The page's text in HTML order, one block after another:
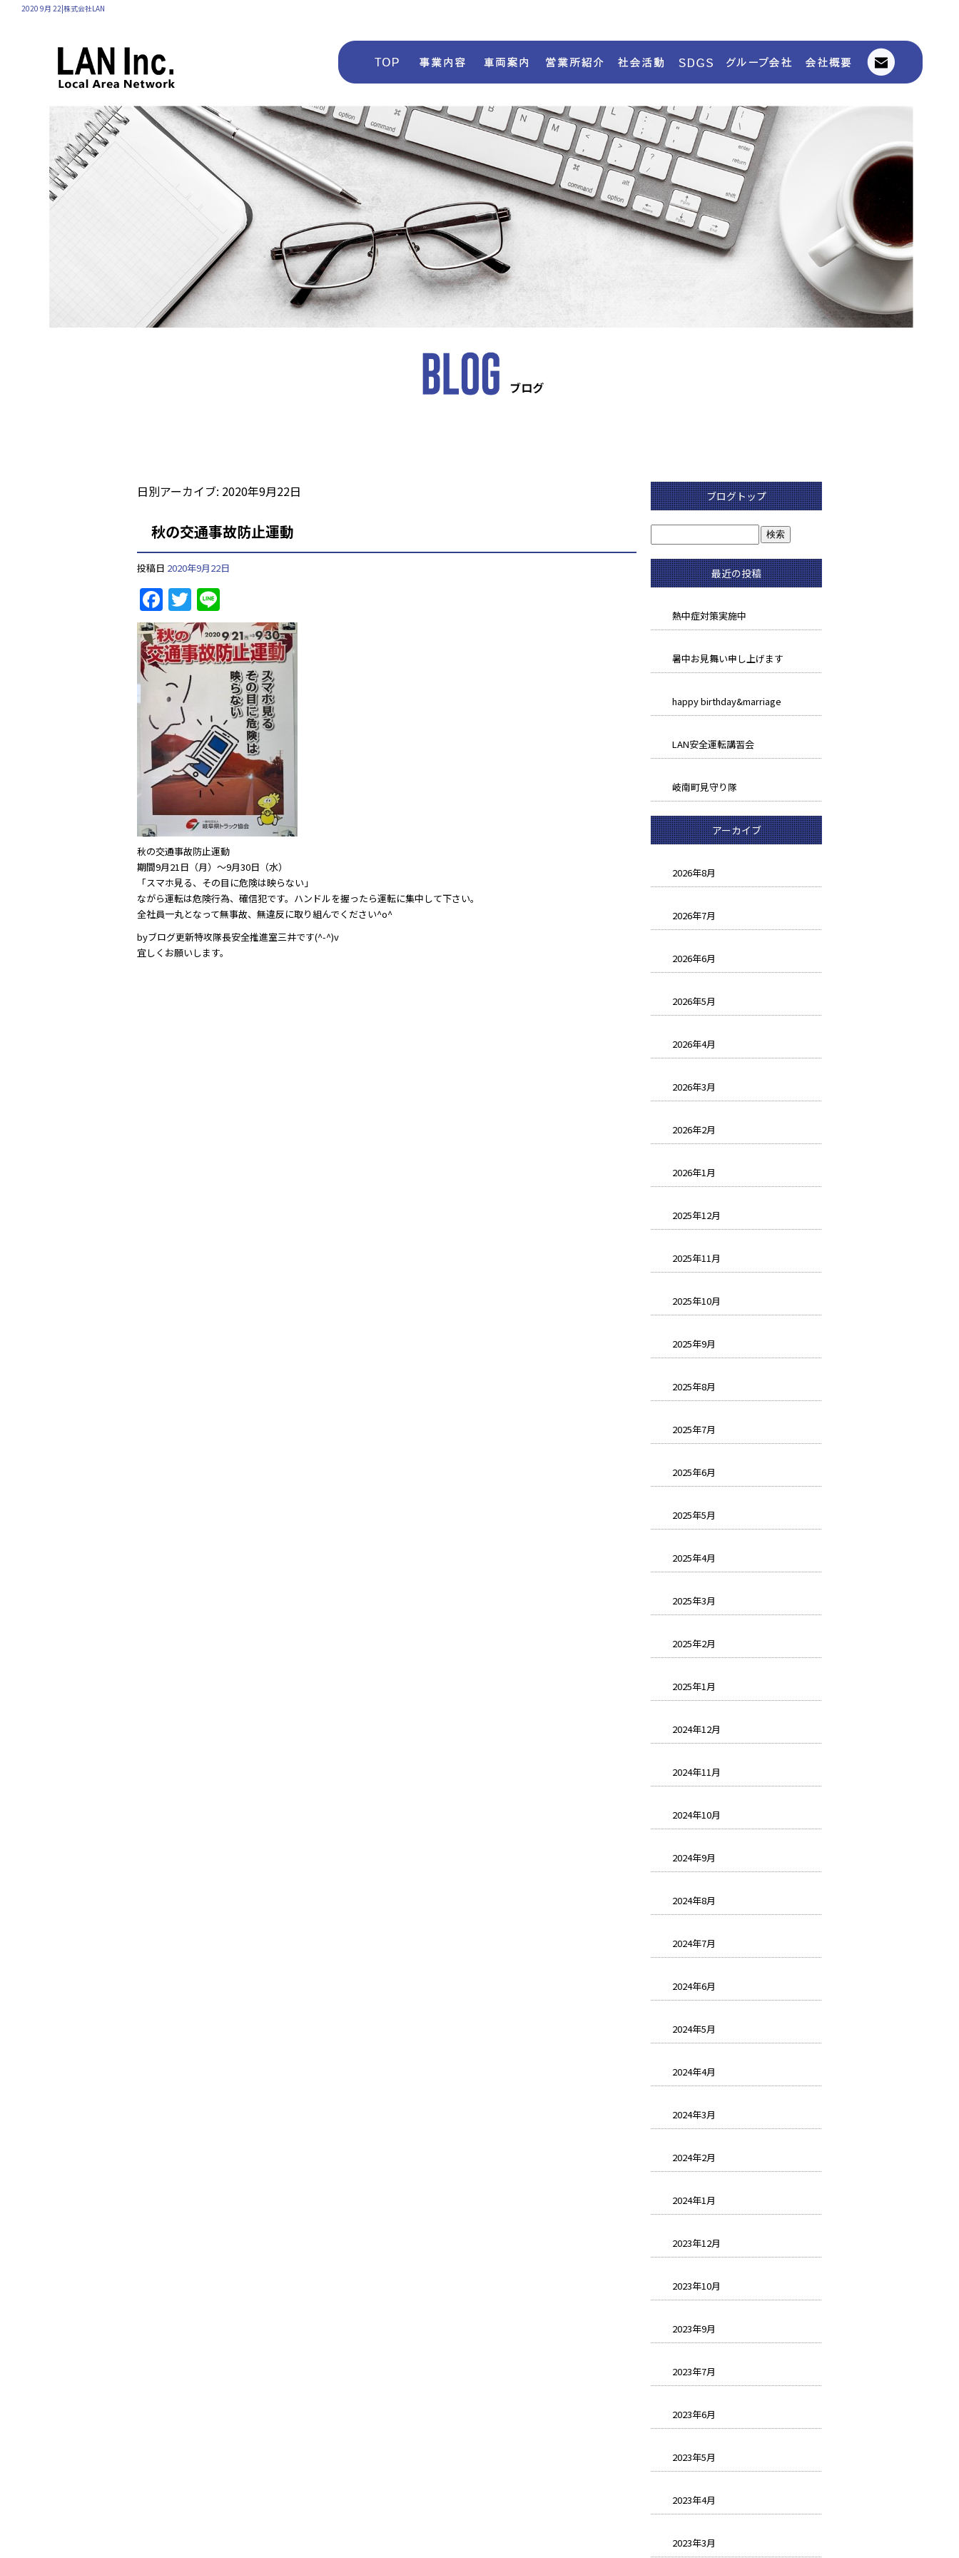
2020 9月 22|株式会社LAN
日別アーカイブ: 2020年9月22日
秋の交通事故防止運動
投稿日 2020年9月22日
F
a
c
e
b
o
o
k
T
w
itt
er
n
e
秋の交通事故防止運動
期間9月21日（月）〜9月30日（水）
「スマホ見る、その目に危険は映らない」
ながら運転は危険行為、確信犯です。ハンドルを握ったら運転に集中して下さい。
全社員一丸となって無事故、無違反に取り組んでください^o^
byブログ更新特攻隊長安全推進室三井です(^-^)v
宜しくお願いします。
ブログトップ
最近の投稿
熱中症対策実施中
暑中お見舞い申し上げます
happy birthday&marriage
LAN安全運転講習会
岐南町見守り隊
アーカイブ
2026年8月
2026年7月
2026年6月
2026年5月
2026年4月
2026年3月
2026年2月
2026年1月
2025年12月
2025年11月
2025年10月
2025年9月
2025年8月
2025年7月
2025年6月
2025年5月
2025年4月
2025年3月
2025年2月
2025年1月
2024年12月
2024年11月
2024年10月
2024年9月
2024年8月
2024年7月
2024年6月
2024年5月
2024年4月
2024年3月
2024年2月
2024年1月
2023年12月
2023年10月
2023年9月
2023年7月
2023年6月
2023年5月
2023年4月
2023年3月